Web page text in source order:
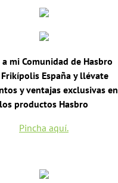
mi Comunidad de Hasbro
Frikípolis España y llévate
y ventajas exclusivas en
los productos Hasbro
Pincha aquí.